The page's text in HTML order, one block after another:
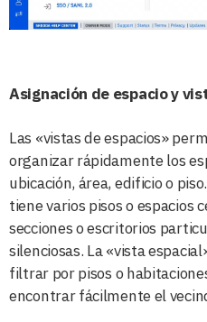
Asignación de espacio y
Las «vistas de espacios»
organizar rápidamente los
ubicación, área, edificio o
tiene varios pisos o espacios
secciones o escritorios
silenciosas. La «vista
filtrar por pisos o
encontrar fácilmente el